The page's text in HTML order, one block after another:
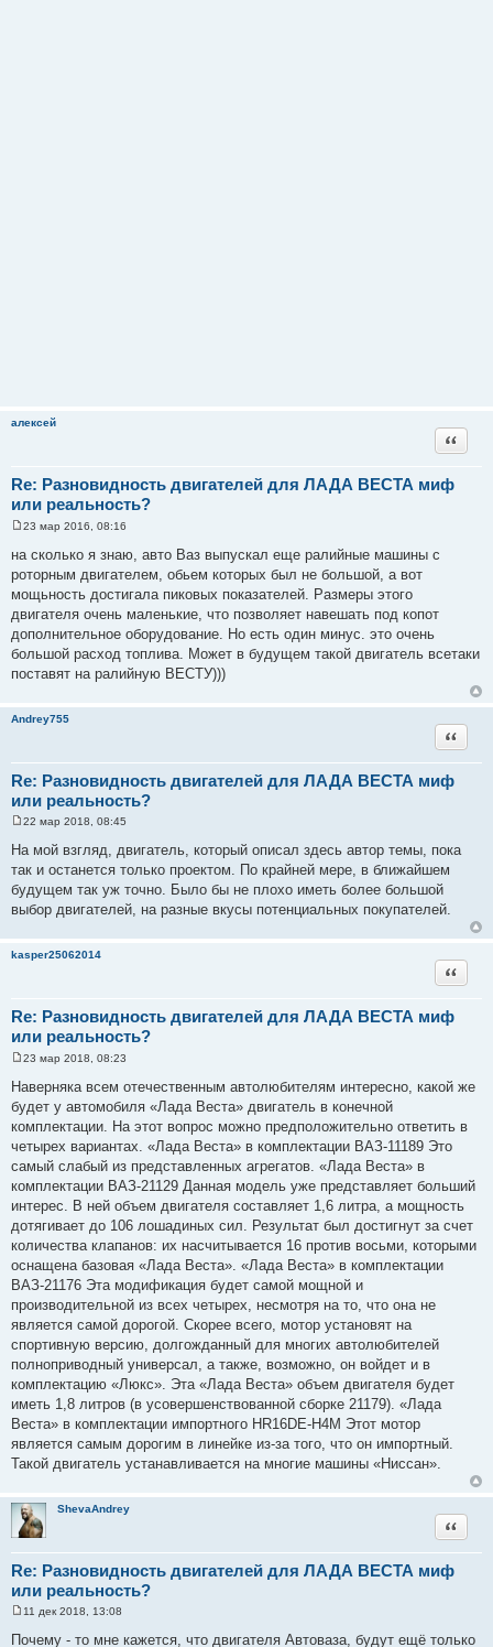
алексей
Re: Разновидность двигателей для ЛАДА ВЕСТА миф
или реальность?
Цитата
о
б
е
н
е
23 мар 2016, 08:16
на сколько я знаю, авто Ваз выпускал еще ралийные машины с
роторным двигателем, обьем которых был не большой, а вот
мощьность достигала пиковых показателей. Размеры этого
двигателя очень маленькие, что позволяет навешать под копот
дополнительное оборудование. Но есть один минус. это очень
большой расход топлива. Может в будущем такой двигатель всетаки
поставят на ралийную ВЕСТУ)))
Andrey755
Re: Разновидность двигателей для ЛАДА ВЕСТА миф
или реальность?
Цитата
о
б
е
н
е
22 мар 2018, 08:45
На мой взгляд, двигатель, который описал здесь автор темы, пока
так и останется только проектом. По крайней мере, в ближайшем
будущем так уж точно. Было бы не плохо иметь более большой
выбор двигателей, на разные вкусы потенциальных покупателей.
kasper25062014
Re: Разновидность двигателей для ЛАДА ВЕСТА миф
или реальность?
Цитата
о
б
е
н
е
23 мар 2018, 08:23
Наверняка всем отечественным автолюбителям интересно, какой же
будет у автомобиля «Лада Веста» двигатель в конечной
комплектации. На этот вопрос можно предположительно ответить в
четырех вариантах. «Лада Веста» в комплектации ВАЗ-11189 Это
самый слабый из представленных агрегатов. «Лада Веста» в
комплектации ВАЗ-21129 Данная модель уже представляет больший
интерес. В ней объем двигателя составляет 1,6 литра, а мощность
дотягивает до 106 лошадиных сил. Результат был достигнут за счет
количества клапанов: их насчитывается 16 против восьми, которыми
оснащена базовая «Лада Веста». «Лада Веста» в комплектации
ВАЗ-21176 Эта модификация будет самой мощной и
производительной из всех четырех, несмотря на то, что она не
является самой дорогой. Скорее всего, мотор установят на
спортивную версию, долгожданный для многих автолюбителей
полноприводный универсал, а также, возможно, он войдет и в
комплектацию «Люкс». Эта «Лада Веста» объем двигателя будет
иметь 1,8 литров (в усовершенствованной сборке 21179). «Лада
Веста» в комплектации импортного HR16DE-H4M Этот мотор
является самым дорогим в линейке из-за того, что он импортный.
Такой двигатель устанавливается на многие машины «Ниссан».
ShevaAndrey
Re: Разновидность двигателей для ЛАДА ВЕСТА миф
или реальность?
Цитата
11 дек 2018, 13:08
Почему - то мне кажется, что двигателя Автоваза, будут ещё только